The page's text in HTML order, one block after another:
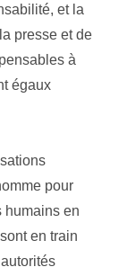
et la
presse et de
à
égaux
pour
humains en
en train